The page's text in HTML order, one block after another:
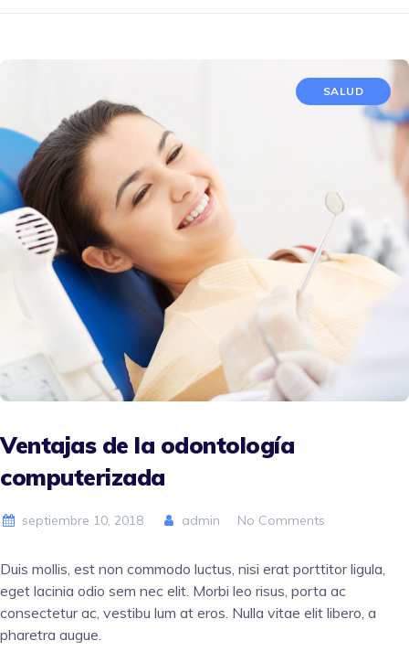
SALUD
Ventajas de la odontología
computerizada
septiembre 10, 2018 admin No Comments
Duis mollis, est non commodo luctus, nisi erat porttitor ligula,
eget lacinia odio sem nec elit. Morbi leo risus, porta ac
consectetur ac, vestibu lum at eros. Nulla vitae elit libero, a
pharetra augue.